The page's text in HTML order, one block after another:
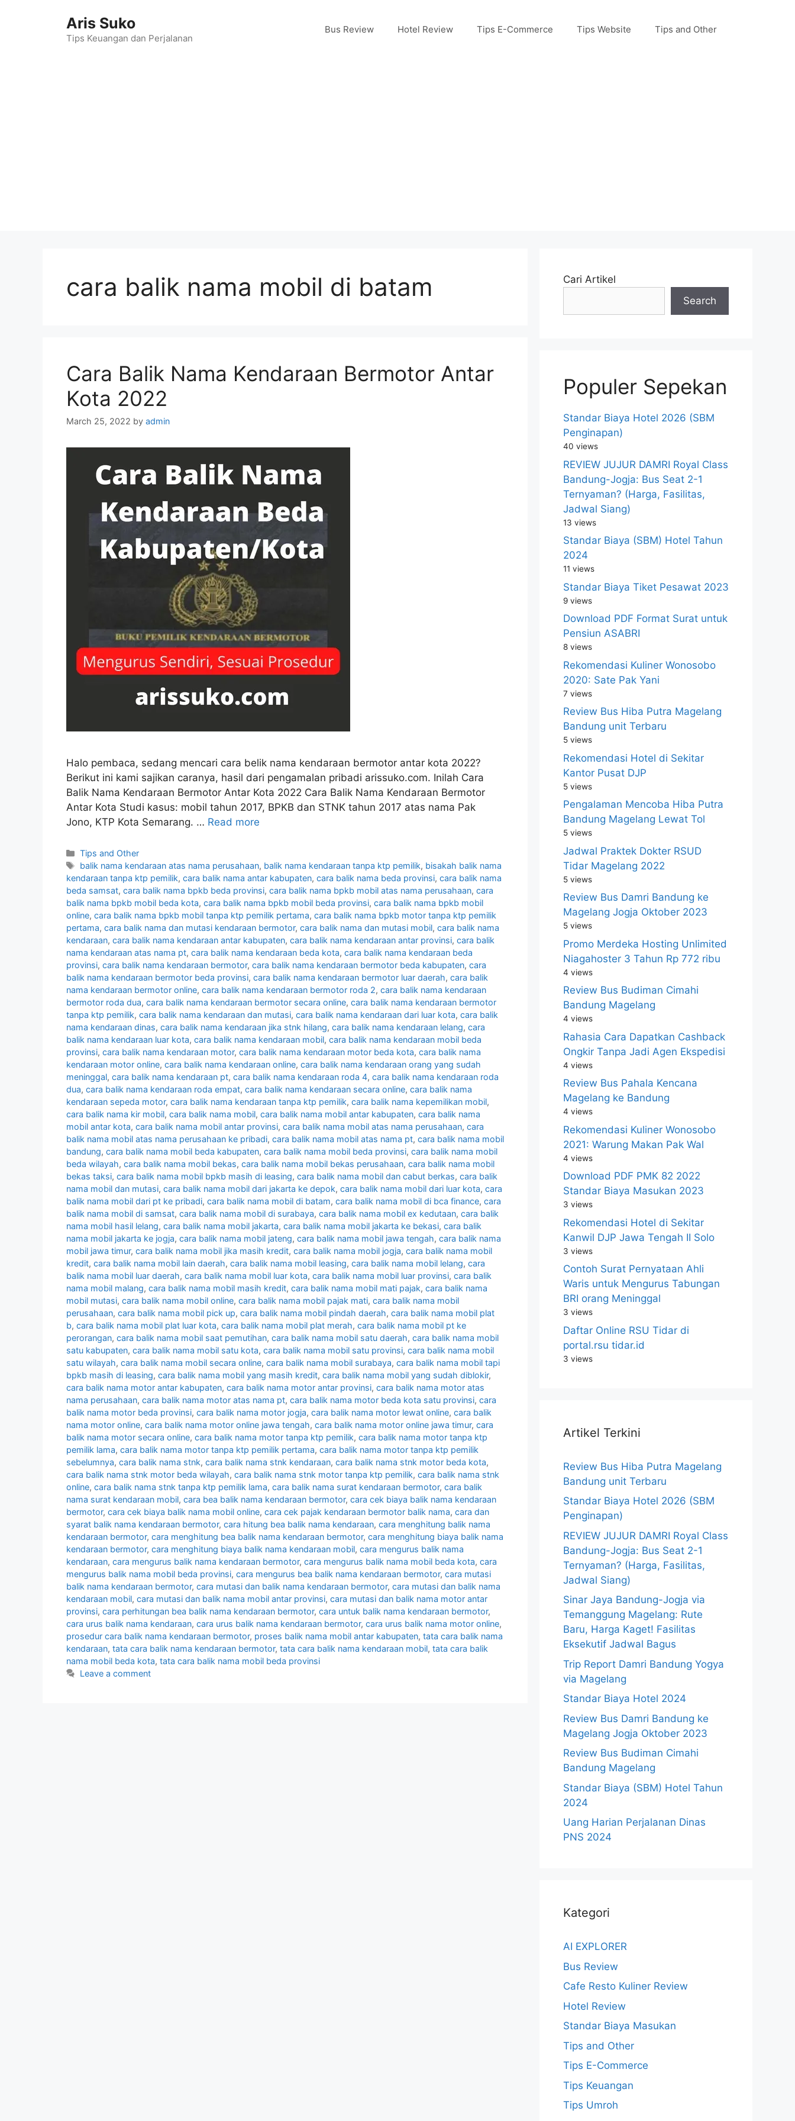
Aris Suko
Tips Keuangan dan Perjalanan
Bus Review Hotel Review Tips E-Commerce Tips Website Tips and Other
cara balik nama mobil di batam
Cara Balik Nama Kendaraan Bermotor Antar
Kota 2022
March 25, 2022 by admin
Halo pembaca, sedang mencari cara belik nama kendaraan bermotor antar kota 2022?
Berikut ini kami sajikan caranya, hasil dari pengamalan pribadi arissuko.com. Inilah Cara
Balik Nama Kendaraan Bermotor Antar Kota 2022 Cara Balik Nama Kendaraan Bermotor
Antar Kota Studi kasus: mobil tahun 2017, BPKB dan STNK tahun 2017 atas nama Pak
Jono, KTP Kota Semarang. … Read more
Categories
Tips and Other
Tags
balik nama kendaraan atas nama perusahaan, balik nama kendaraan tanpa ktp pemilik, bisakah balik nama
kendaraan tanpa ktp pemilik, cara balik nama antar kabupaten, cara balik nama beda provinsi, cara balik nama
beda samsat, cara balik nama bpkb beda provinsi, cara balik nama bpkb mobil atas nama perusahaan, cara
balik nama bpkb mobil beda kota, cara balik nama bpkb mobil beda provinsi, cara balik nama bpkb mobil
online, cara balik nama bpkb mobil tanpa ktp pemilik pertama, cara balik nama bpkb motor tanpa ktp pemilik
pertama, cara balik nama dan mutasi kendaraan bermotor, cara balik nama dan mutasi mobil, cara balik nama
kendaraan, cara balik nama kendaraan antar kabupaten, cara balik nama kendaraan antar provinsi, cara balik
nama kendaraan atas nama pt, cara balik nama kendaraan beda kota, cara balik nama kendaraan beda
provinsi, cara balik nama kendaraan bermotor, cara balik nama kendaraan bermotor beda kabupaten, cara
balik nama kendaraan bermotor beda provinsi, cara balik nama kendaraan bermotor luar daerah, cara balik
nama kendaraan bermotor online, cara balik nama kendaraan bermotor roda 2, cara balik nama kendaraan
bermotor roda dua, cara balik nama kendaraan bermotor secara online, cara balik nama kendaraan bermotor
tanpa ktp pemilik, cara balik nama kendaraan dan mutasi, cara balik nama kendaraan dari luar kota, cara balik
nama kendaraan dinas, cara balik nama kendaraan jika stnk hilang, cara balik nama kendaraan lelang, cara
balik nama kendaraan luar kota, cara balik nama kendaraan mobil, cara balik nama kendaraan mobil beda
provinsi, cara balik nama kendaraan motor, cara balik nama kendaraan motor beda kota, cara balik nama
kendaraan motor online, cara balik nama kendaraan online, cara balik nama kendaraan orang yang sudah
meninggal, cara balik nama kendaraan pt, cara balik nama kendaraan roda 4, cara balik nama kendaraan roda
dua, cara balik nama kendaraan roda empat, cara balik nama kendaraan secara online, cara balik nama
kendaraan sepeda motor, cara balik nama kendaraan tanpa ktp pemilik, cara balik nama kepemilikan mobil,
cara balik nama kir mobil, cara balik nama mobil, cara balik nama mobil antar kabupaten, cara balik nama
mobil antar kota, cara balik nama mobil antar provinsi, cara balik nama mobil atas nama perusahaan, cara
balik nama mobil atas nama perusahaan ke pribadi, cara balik nama mobil atas nama pt, cara balik nama mobil
bandung, cara balik nama mobil beda kabupaten, cara balik nama mobil beda provinsi, cara balik nama mobil
beda wilayah, cara balik nama mobil bekas, cara balik nama mobil bekas perusahaan, cara balik nama mobil
bekas taksi, cara balik nama mobil bpkb masih di leasing, cara balik nama mobil dan cabut berkas, cara balik
nama mobil dan mutasi, cara balik nama mobil dari jakarta ke depok, cara balik nama mobil dari luar kota, cara
balik nama mobil dari pt ke pribadi, cara balik nama mobil di batam, cara balik nama mobil di bca finance, cara
balik nama mobil di samsat, cara balik nama mobil di surabaya, cara balik nama mobil ex kedutaan, cara balik
nama mobil hasil lelang, cara balik nama mobil jakarta, cara balik nama mobil jakarta ke bekasi, cara balik
nama mobil jakarta ke jogja, cara balik nama mobil jateng, cara balik nama mobil jawa tengah, cara balik nama
mobil jawa timur, cara balik nama mobil jika masih kredit, cara balik nama mobil jogja, cara balik nama mobil
kredit, cara balik nama mobil lain daerah, cara balik nama mobil leasing, cara balik nama mobil lelang, cara
balik nama mobil luar daerah, cara balik nama mobil luar kota, cara balik nama mobil luar provinsi, cara balik
nama mobil malang, cara balik nama mobil masih kredit, cara balik nama mobil mati pajak, cara balik nama
mobil mutasi, cara balik nama mobil online, cara balik nama mobil pajak mati, cara balik nama mobil
perusahaan, cara balik nama mobil pick up, cara balik nama mobil pindah daerah, cara balik nama mobil plat
b, cara balik nama mobil plat luar kota, cara balik nama mobil plat merah, cara balik nama mobil pt ke
perorangan, cara balik nama mobil saat pemutihan, cara balik nama mobil satu daerah, cara balik nama mobil
satu kabupaten, cara balik nama mobil satu kota, cara balik nama mobil satu provinsi, cara balik nama mobil
satu wilayah, cara balik nama mobil secara online, cara balik nama mobil surabaya, cara balik nama mobil tapi
bpkb masih di leasing, cara balik nama mobil yang masih kredit, cara balik nama mobil yang sudah diblokir,
cara balik nama motor antar kabupaten, cara balik nama motor antar provinsi, cara balik nama motor atas
nama perusahaan, cara balik nama motor atas nama pt, cara balik nama motor beda kota satu provinsi, cara
balik nama motor beda provinsi, cara balik nama motor jogja, cara balik nama motor lewat online, cara balik
nama motor online, cara balik nama motor online jawa tengah, cara balik nama motor online jawa timur, cara
balik nama motor secara online, cara balik nama motor tanpa ktp pemilik, cara balik nama motor tanpa ktp
pemilik lama, cara balik nama motor tanpa ktp pemilik pertama, cara balik nama motor tanpa ktp pemilik
sebelumnya, cara balik nama stnk, cara balik nama stnk kendaraan, cara balik nama stnk motor beda kota,
cara balik nama stnk motor beda wilayah, cara balik nama stnk motor tanpa ktp pemilik, cara balik nama stnk
online, cara balik nama stnk tanpa ktp pemilik lama, cara balik nama surat kendaraan bermotor, cara balik
nama surat kendaraan mobil, cara bea balik nama kendaraan bermotor, cara cek biaya balik nama kendaraan
bermotor, cara cek biaya balik nama mobil online, cara cek pajak kendaraan bermotor balik nama, cara dan
syarat balik nama kendaraan bermotor, cara hitung bea balik nama kendaraan, cara menghitung balik nama
kendaraan bermotor, cara menghitung bea balik nama kendaraan bermotor, cara menghitung biaya balik nama
kendaraan bermotor, cara menghitung biaya balik nama kendaraan mobil, cara mengurus balik nama
kendaraan, cara mengurus balik nama kendaraan bermotor, cara mengurus balik nama mobil beda kota, cara
mengurus balik nama mobil beda provinsi, cara mengurus bea balik nama kendaraan bermotor, cara mutasi
balik nama kendaraan bermotor, cara mutasi dan balik nama kendaraan bermotor, cara mutasi dan balik nama
kendaraan mobil, cara mutasi dan balik nama mobil antar provinsi, cara mutasi dan balik nama motor antar
provinsi, cara perhitungan bea balik nama kendaraan bermotor, cara untuk balik nama kendaraan bermotor,
cara urus balik nama kendaraan, cara urus balik nama kendaraan bermotor, cara urus balik nama motor online,
prosedur cara balik nama kendaraan bermotor, proses balik nama mobil antar kabupaten, tata cara balik nama
kendaraan, tata cara balik nama kendaraan bermotor, tata cara balik nama kendaraan mobil, tata cara balik
nama mobil beda kota, tata cara balik nama mobil beda provinsi
Leave a comment
Cari Artikel
Search
Populer Sepekan
Standar Biaya Hotel 2026 (SBM
Penginapan)
40 views
REVIEW JUJUR DAMRI Royal Class
Bandung-Jogja: Bus Seat 2-1
Ternyaman? (Harga, Fasilitas,
Jadwal Siang)
13 views
Standar Biaya (SBM) Hotel Tahun
2024
11 views
Standar Biaya Tiket Pesawat 2023
9 views
Download PDF Format Surat untuk
Pensiun ASABRI
8 views
Rekomendasi Kuliner Wonosobo
2020: Sate Pak Yani
7 views
Review Bus Hiba Putra Magelang
Bandung unit Terbaru
5 views
Rekomendasi Hotel di Sekitar
Kantor Pusat DJP
5 views
Pengalaman Mencoba Hiba Putra
Bandung Magelang Lewat Tol
5 views
Jadwal Praktek Dokter RSUD
Tidar Magelang 2022
5 views
Review Bus Damri Bandung ke
Magelang Jogja Oktober 2023
5 views
Promo Merdeka Hosting Unlimited
Niagahoster 3 Tahun Rp 772 ribu
4 views
Review Bus Budiman Cimahi
Bandung Magelang
4 views
Rahasia Cara Dapatkan Cashback
Ongkir Tanpa Jadi Agen Ekspedisi
4 views
Review Bus Pahala Kencana
Magelang ke Bandung
4 views
Rekomendasi Kuliner Wonosobo
2021: Warung Makan Pak Wal
4 views
Download PDF PMK 82 2022
Standar Biaya Masukan 2023
3 views
Rekomendasi Hotel di Sekitar
Kanwil DJP Jawa Tengah II Solo
3 views
Contoh Surat Pernyataan Ahli
Waris untuk Mengurus Tabungan
BRI orang Meninggal
3 views
Daftar Online RSU Tidar di
portal.rsu tidar.id
3 views
Artikel Terkini
Review Bus Hiba Putra Magelang
Bandung unit Terbaru
Standar Biaya Hotel 2026 (SBM
Penginapan)
REVIEW JUJUR DAMRI Royal Class
Bandung-Jogja: Bus Seat 2-1
Ternyaman? (Harga, Fasilitas,
Jadwal Siang)
Sinar Jaya Bandung-Jogja via
Temanggung Magelang: Rute
Baru, Harga Kaget! Fasilitas
Eksekutif Jadwal Bagus
Trip Report Damri Bandung Yogya
via Magelang
Standar Biaya Hotel 2024
Review Bus Damri Bandung ke
Magelang Jogja Oktober 2023
Review Bus Budiman Cimahi
Bandung Magelang
Standar Biaya (SBM) Hotel Tahun
2024
Uang Harian Perjalanan Dinas
PNS 2024
Kategori
AI EXPLORER
Bus Review
Cafe Resto Kuliner Review
Hotel Review
Standar Biaya Masukan
Tips and Other
Tips E-Commerce
Tips Keuangan
Tips Umroh